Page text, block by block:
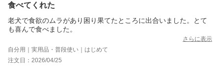
食べてくれた
老犬で食欲のムラがあり困り果てたところに出合いました。とて
も喜んで食べました。
さらに表示
自分用｜実用品・普段使い｜はじめて
注文日：2026/04/25